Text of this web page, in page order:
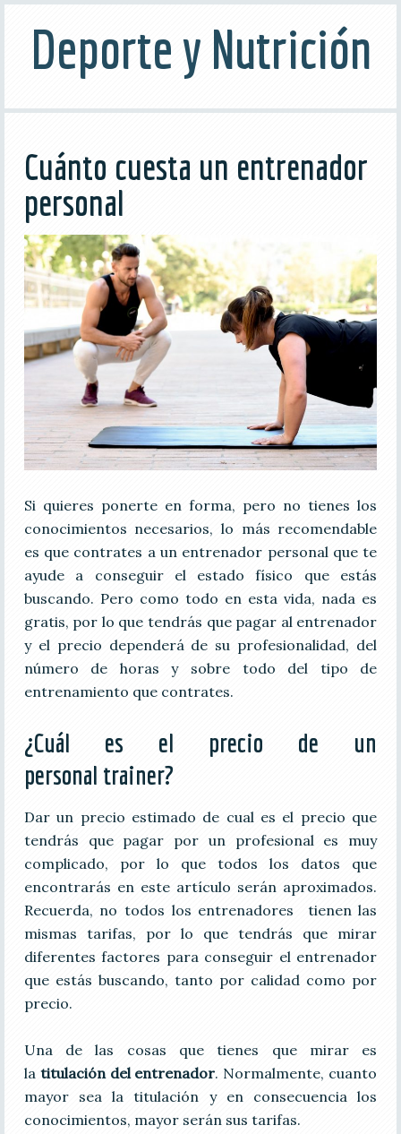
Deporte y Nutrición
Cuánto cuesta un entrenador
personal
Si quieres ponerte en forma, pero no tienes los
conocimientos necesarios, lo más recomendable
es que contrates a un entrenador personal que te
ayude a conseguir el estado físico que estás
buscando. Pero como todo en esta vida, nada es
gratis, por lo que tendrás que pagar al entrenador
y el precio dependerá de su profesionalidad, del
número de horas y sobre todo del tipo de
entrenamiento que contrates.
¿Cuál es el precio de un
personal trainer?
Dar un precio estimado de cual es el precio que
tendrás que pagar por un profesional es muy
complicado, por lo que todos los datos que
encontrarás en este artículo serán aproximados.
Recuerda, no todos los entrenadores tienen las
mismas tarifas, por lo que tendrás que mirar
diferentes factores para conseguir el entrenador
que estás buscando, tanto por calidad como por
precio.
Una de las cosas que tienes que mirar es
la titulación del entrenador. Normalmente, cuanto
mayor sea la titulación y en consecuencia los
conocimientos, mayor serán sus tarifas.